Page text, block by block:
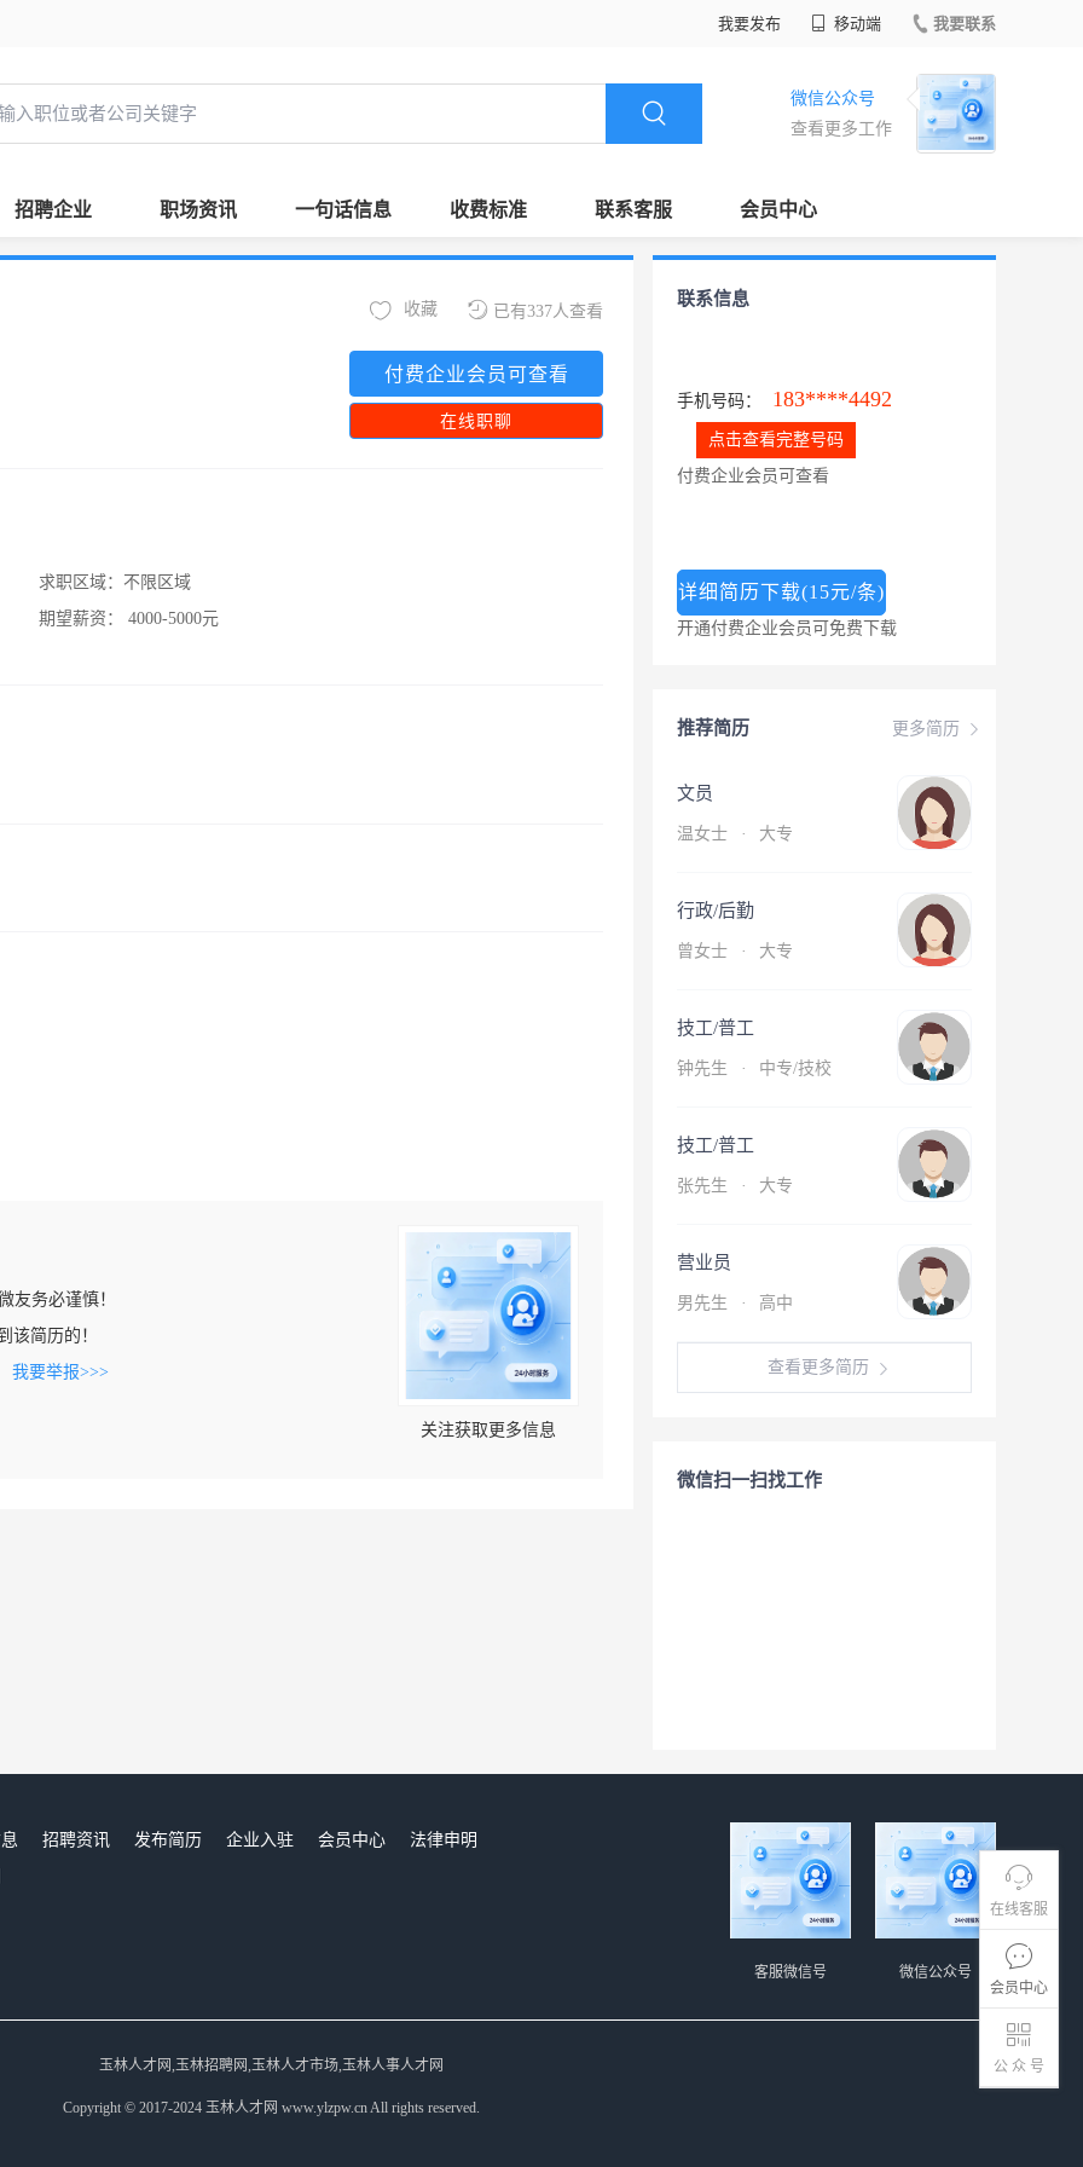
我要发布 移动端 我要联系
微信公众号
查看更多工作
招聘企业 职场资讯 一句话信息 收费标准 联系客服 会员中心
在线客服
会员中心
公 众 号
已有337人查看
收藏
付费企业会员可查看
在线职聊
求职区域： 不限区域
期望薪资：
4000-5000元
友务必谨慎！
该简历的！
我要举报>>>
关注获取更多信息
联系信息
手机号码： 183****4492
点击查看完整号码
付费企业会员可查看
详细简历下载(15元/条)
开通付费企业会员可免费下载
更多简历
推荐简历
文员
温女士 · 大专
行政/后勤
曾女士 · 大专
技工/普工
钟先生 · 中专/技校
技工/普工
张先生 · 大专
营业员
男先生 · 高中
查看更多简历
微信扫一扫找工作
招聘资讯 发布简历 企业入驻 会员中心
法律申明
微信公众号
客服微信号
玉林人才网,玉林招聘网,玉林人才市场,玉林人事人才网
Copyright © 2017-2024 玉林人才网 www.ylzpw.cn All rights reserved.